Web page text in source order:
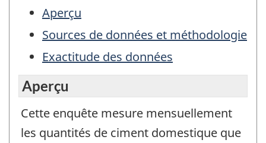
Aperçu
Sources de données et méthodologie
Exactitude des données
Aperçu
Cette enquête mesure mensuellement
les quantités de ciment domestique que